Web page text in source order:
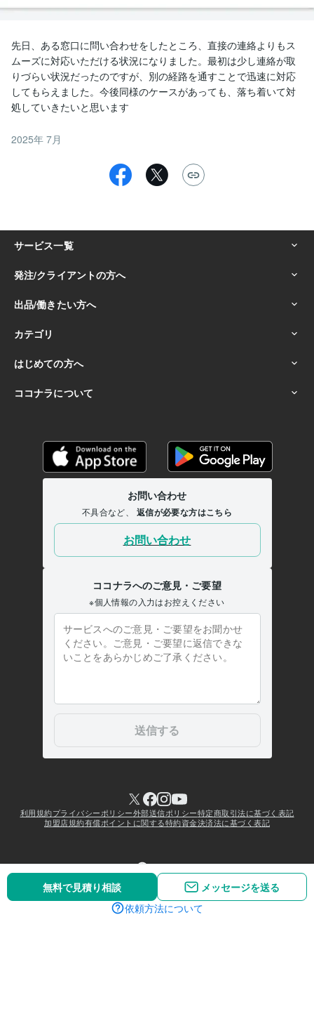
無料で見積り相談
メッセージを送る
依頼方法について
先日、ある窓口に問い合わせをしたところ、直接の連絡よりもス
ムーズに対応いただける状況になりました。最初は少し連絡が取
りづらい状況だったのですが、別の経路を通すことで迅速に対応
してもらえました。今後同様のケースがあっても、落ち着いて対
処していきたいと思います
2025年 7月